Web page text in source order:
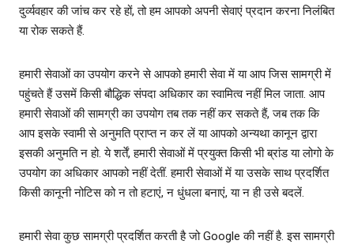
दुर्व्यवहार की जांच कर रहे हों, तो हम आपको अपनी सेवाएं प्रदान करना निलंबित
या रोक सकते हैं.
हमारी सेवाओं का उपयोग करने से आपको हमारी सेवा में या आप जिस सामग्री में
पहुंचते हैं उसमें किसी बौद्धिक संपदा अधिकार का स्‍वामित्‍व नहीं मिल जाता. आप
हमारी सेवाओं की सामग्री का उपयोग तब तक नहीं कर सकते हैं, जब तक कि
आप इसके स्‍वामी से अनुमति प्राप्त न कर लें या आपको अन्‍यथा कानून द्वारा
इसकी अनुमति न हो. ये शर्तें, हमारी सेवाओं में प्रयुक्त किसी भी ब्रांड या लोगो के
उपयोग का अधिकार आपको नहीं देतीं. हमारी सेवाओं में या उसके साथ प्रदर्शित
किसी कानूनी नोटिस को न तो हटाएं, न धुंधला बनाएं, या न ही उसे बदलें.
हमारी सेवा कुछ सामग्री प्रदर्शित करती है जो Google की नहीं है. इस सामग्री